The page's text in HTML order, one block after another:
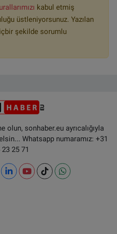
kabul etmiş
üstleniyorsunuz. Yazılan
şekilde sorumlu
olun, sonhaber.eu ayrıcalığıyla
Whatsapp numaramız: +31
23 25 71